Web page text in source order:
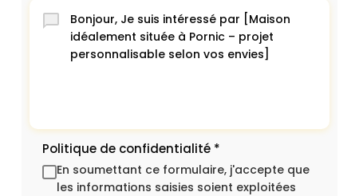
Politique de confidentialité *
En soumettant ce formulaire, j'accepte que
les informations saisies soient exploitées